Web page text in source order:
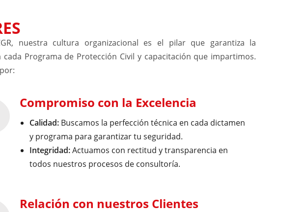
nuestra cultura organizacional es el pilar que garantiza la
cada Programa de Protección Civil y capacitación que impartimos.
Compromiso con la Excelencia
Calidad:Buscamos la perfección técnica en cada dictamen
y programa para garantizar tu seguridad.
Integridad:Actuamos con rectitud y transparencia en
todos nuestros procesos de consultoría.
Relación con nuestros Clientes